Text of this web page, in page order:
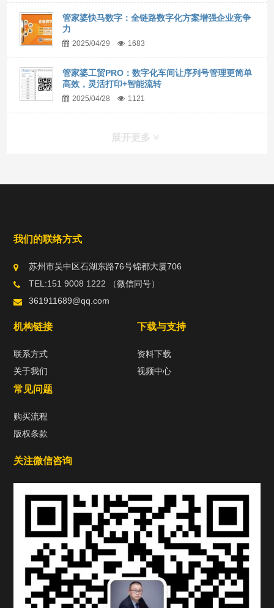
管家婆快马数字：全链路数字化方案增强企业竞争
力
2025/04/29 1683
管家婆工贸PRO：数字化车间让序列号管理更简单
高效，灵活打印+智能流转
2025/04/28 1121
展开更多
我们的联络方式
苏州市吴中区石湖东路76号锦都大厦706
TEL:151 9008 1222 （微信同号）
361911689@qq.com
机构链接
联系方式
关于我们
下载与支持
资料下载
视频中心
常见问题
购买流程
版权条款
关注微信咨询